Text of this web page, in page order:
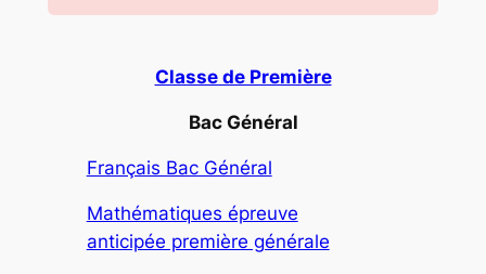
Classe de Première
Bac Général
Français Bac Général
Mathématiques épreuve
anticipée première générale